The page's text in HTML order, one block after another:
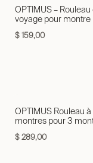
OPTIMUS – Rouleau
voyage pour montre
$159,00
OPTIMUS Rouleau à
montres pour 3
$289,00